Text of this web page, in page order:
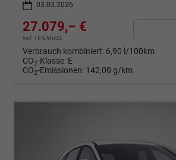
03.03.2026
27.079,– €
incl. 19% MwSt.
Verbrauch kombiniert: 6,90 l/100km
CO2-Klasse: E
CO2-Emissionen: 142,00 g/km